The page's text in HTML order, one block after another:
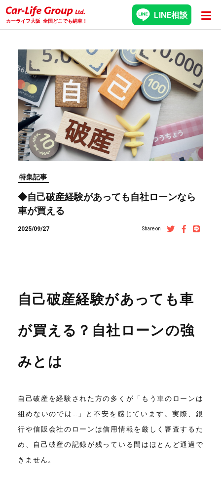
カーライフ大阪 全国どこでも納車！
LINE相談
特集記事
◆自己破産経験があっても自社ローンなら
車が買える
2025/09/27 Share on
自己破産経験があっても車
が買える？自社ローンの強
みとは
自己破産を経験された方の多くが「もう車のローンは
組めないのでは…」と不安を感じています。実際、銀
行や信販会社のローンは信用情報を厳しく審査するた
め、自己破産の記録が残っている間はほとんど通過で
きません。